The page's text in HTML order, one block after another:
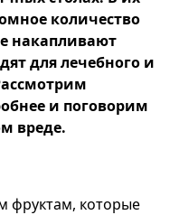
количество
накапливают
для лечебного и
и поговорим
вреде.
фруктам, которые